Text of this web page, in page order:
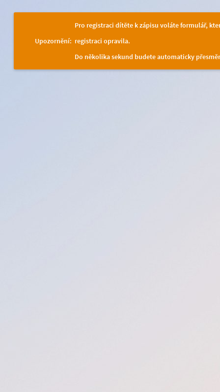
Upozornění:
Pro registraci dítěte k zápisu voláte formulář,
registraci opravila.
Do několika sekund budete automaticky